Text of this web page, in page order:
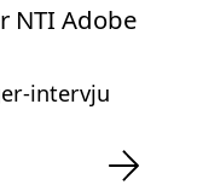
NTI Adobe
intervju